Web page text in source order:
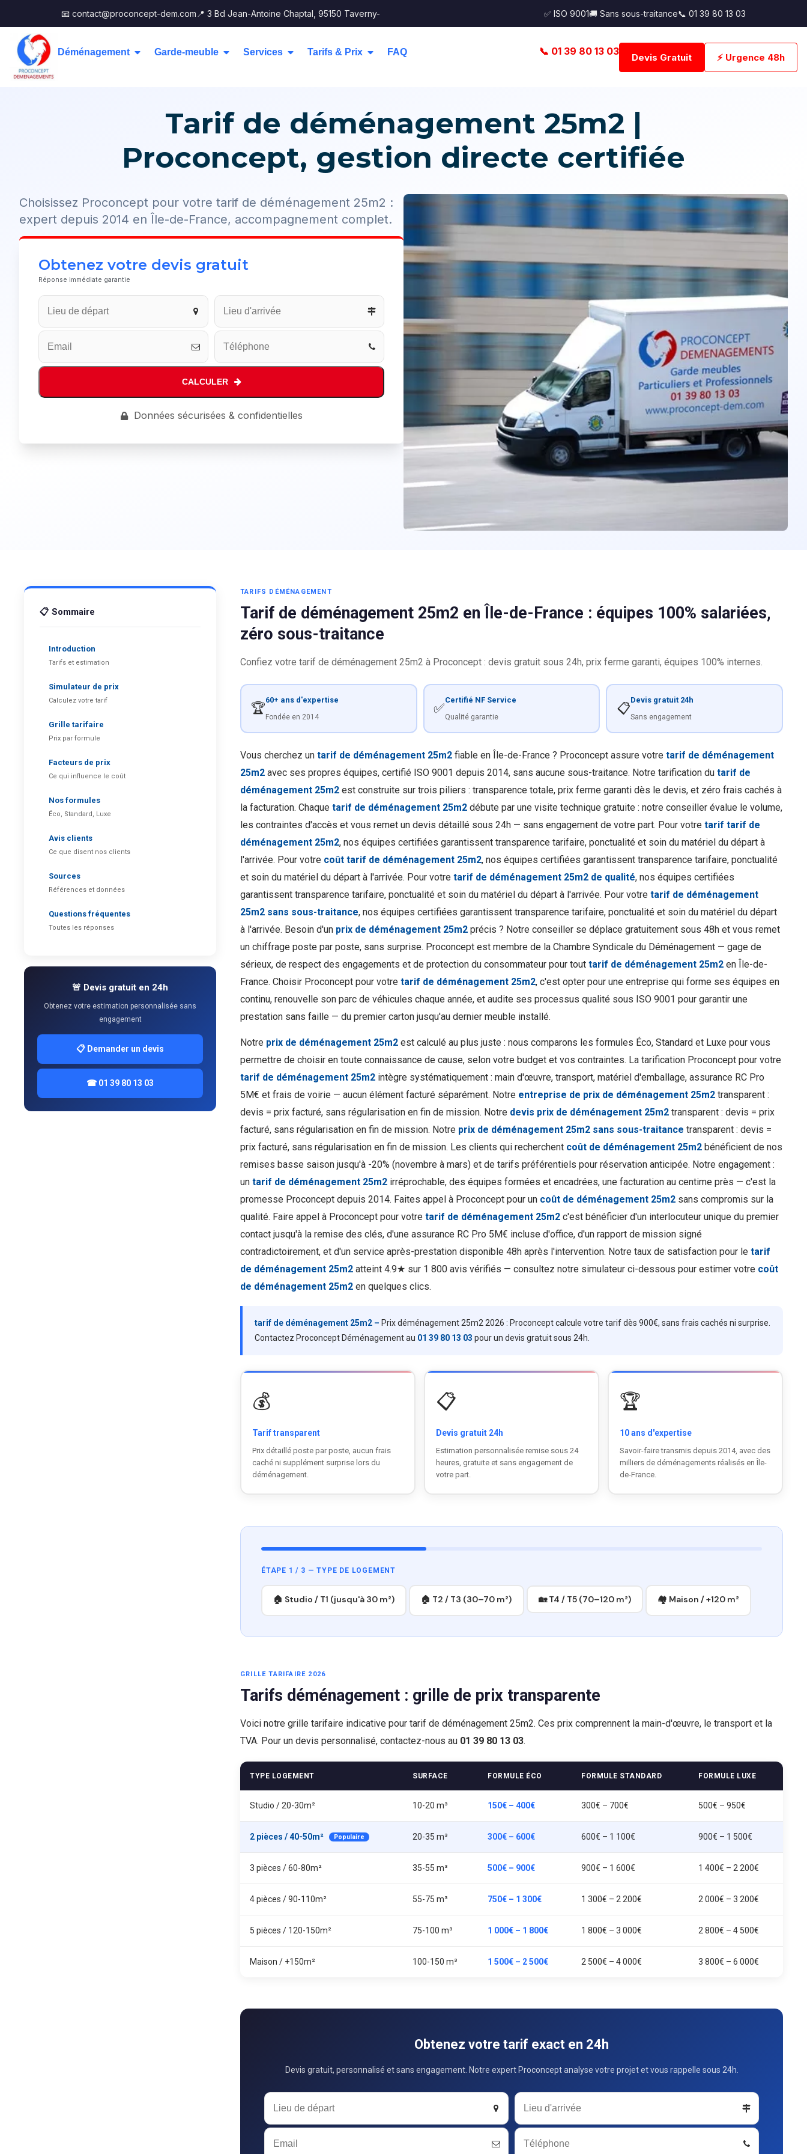
📧 contact@proconcept-dem.com 📍 3 Bd Jean-Antoine Chaptal, 95150 Taverny- ✅ ISO 9001🚚 Sans sous-traitance📞 01 39 80 13 03
Déménagement Garde-meuble Services Tarifs & Prix FAQ 📞 01 39 80 13 03
Devis Gratuit ⚡ Urgence 48h
Tarif de déménagement 25m2 |
Proconcept, gestion directe certifiée
Choisissez Proconcept pour votre tarif de déménagement 25m2 :
expert depuis 2014 en Île-de-France, accompagnement complet.
Obtenez votre devis gratuit
Réponse immédiate garantie
CALCULER
Données sécurisées & confidentielles
📋 Sommaire
Introduction
Tarifs et estimation
Simulateur de prix
Calculez votre tarif
Grille tarifaire
Prix par formule
Facteurs de prix
Ce qui influence le coût
Nos formules
Éco, Standard, Luxe
Avis clients
Ce que disent nos clients
Sources
Références et données
Questions fréquentes
Toutes les réponses
🚨 Devis gratuit en 24h
Obtenez votre estimation personnalisée sans
engagement
📋 Demander un devis
☎ 01 39 80 13 03
TARIFS DÉMÉNAGEMENT
Tarif de déménagement 25m2 en Île-de-France : équipes 100% salariées,
zéro sous-traitance
Confiez votre tarif de déménagement 25m2 à Proconcept : devis gratuit sous 24h, prix ferme garanti, équipes 100% internes.
🏆
60+ ans d'expertise
Fondée en 2014
✅
Certifié NF Service
Qualité garantie
📋
Devis gratuit 24h
Sans engagement
Vous cherchez un tarif de déménagement 25m2 fiable en Île-de-France ? Proconcept assure votre tarif de déménagement
25m2 avec ses propres équipes, certifié ISO 9001 depuis 2014, sans aucune sous-traitance. Notre tarification du tarif de
déménagement 25m2 est construite sur trois piliers : transparence totale, prix ferme garanti dès le devis, et zéro frais cachés à
la facturation. Chaque tarif de déménagement 25m2 débute par une visite technique gratuite : notre conseiller évalue le volume,
les contraintes d'accès et vous remet un devis détaillé sous 24h — sans engagement de votre part. Pour votre tarif tarif de
déménagement 25m2, nos équipes certifiées garantissent transparence tarifaire, ponctualité et soin du matériel du départ à
l'arrivée. Pour votre coût tarif de déménagement 25m2, nos équipes certifiées garantissent transparence tarifaire, ponctualité
et soin du matériel du départ à l'arrivée. Pour votre tarif de déménagement 25m2 de qualité, nos équipes certifiées
garantissent transparence tarifaire, ponctualité et soin du matériel du départ à l'arrivée. Pour votre tarif de déménagement
25m2 sans sous-traitance, nos équipes certifiées garantissent transparence tarifaire, ponctualité et soin du matériel du départ
à l'arrivée. Besoin d'un prix de déménagement 25m2 précis ? Notre conseiller se déplace gratuitement sous 48h et vous remet
un chiffrage poste par poste, sans surprise. Proconcept est membre de la Chambre Syndicale du Déménagement — gage de
sérieux, de respect des engagements et de protection du consommateur pour tout tarif de déménagement 25m2 en Île-de-
France. Choisir Proconcept pour votre tarif de déménagement 25m2, c'est opter pour une entreprise qui forme ses équipes en
continu, renouvelle son parc de véhicules chaque année, et audite ses processus qualité sous ISO 9001 pour garantir une
prestation sans faille — du premier carton jusqu'au dernier meuble installé.
Notre prix de déménagement 25m2 est calculé au plus juste : nous comparons les formules Éco, Standard et Luxe pour vous
permettre de choisir en toute connaissance de cause, selon votre budget et vos contraintes. La tarification Proconcept pour votre
tarif de déménagement 25m2 intègre systématiquement : main d'œuvre, transport, matériel d'emballage, assurance RC Pro
5M€ et frais de voirie — aucun élément facturé séparément. Notre entreprise de prix de déménagement 25m2 transparent :
devis = prix facturé, sans régularisation en fin de mission. Notre devis prix de déménagement 25m2 transparent : devis = prix
facturé, sans régularisation en fin de mission. Notre prix de déménagement 25m2 sans sous-traitance transparent : devis =
prix facturé, sans régularisation en fin de mission. Les clients qui recherchent coût de déménagement 25m2 bénéficient de nos
remises basse saison jusqu'à -20% (novembre à mars) et de tarifs préférentiels pour réservation anticipée. Notre engagement :
un tarif de déménagement 25m2 irréprochable, des équipes formées et encadrées, une facturation au centime près — c'est la
promesse Proconcept depuis 2014. Faites appel à Proconcept pour un coût de déménagement 25m2 sans compromis sur la
qualité. Faire appel à Proconcept pour votre tarif de déménagement 25m2 c'est bénéficier d'un interlocuteur unique du premier
contact jusqu'à la remise des clés, d'une assurance RC Pro 5M€ incluse d'office, d'un rapport de mission signé
contradictoirement, et d'un service après-prestation disponible 48h après l'intervention. Notre taux de satisfaction pour le tarif
de déménagement 25m2 atteint 4.9★ sur 1 800 avis vérifiés — consultez notre simulateur ci-dessous pour estimer votre coût
de déménagement 25m2 en quelques clics.
tarif de déménagement 25m2 – Prix déménagement 25m2 2026 : Proconcept calcule votre tarif dès 900€, sans frais cachés ni surprise.
Contactez Proconcept Déménagement au 01 39 80 13 03 pour un devis gratuit sous 24h.
💰
Tarif transparent
Prix détaillé poste par poste, aucun frais
caché ni supplément surprise lors du
déménagement.
📋
Devis gratuit 24h
Estimation personnalisée remise sous 24
heures, gratuite et sans engagement de
votre part.
🏆
10 ans d'expertise
Savoir-faire transmis depuis 2014, avec des
milliers de déménagements réalisés en Île-
de-France.
ÉTAPE 1 / 3 — TYPE DE LOGEMENT
🏠 Studio / T1 (jusqu'à 30 m²) 🏠 T2 / T3 (30–70 m²) 🏡 T4 / T5 (70–120 m²) 🏘 Maison / +120 m²
GRILLE TARIFAIRE 2026
Tarifs déménagement : grille de prix transparente
Voici notre grille tarifaire indicative pour tarif de déménagement 25m2. Ces prix comprennent la main-d'œuvre, le transport et la
TVA. Pour un devis personnalisé, contactez-nous au 01 39 80 13 03.
TYPE LOGEMENT SURFACE FORMULE ÉCO FORMULE STANDARD FORMULE LUXE
Studio / 20-30m² 10-20 m³ 150€ – 400€ 300€ – 700€ 500€ – 950€
2 pièces / 40-50m² Populaire 20-35 m³ 300€ – 600€ 600€ – 1 100€ 900€ – 1 500€
3 pièces / 60-80m² 35-55 m³ 500€ – 900€ 900€ – 1 600€ 1 400€ – 2 200€
4 pièces / 90-110m² 55-75 m³ 750€ – 1 300€ 1 300€ – 2 200€ 2 000€ – 3 200€
5 pièces / 120-150m² 75-100 m³ 1 000€ – 1 800€ 1 800€ – 3 000€ 2 800€ – 4 500€
Maison / +150m² 100-150 m³ 1 500€ – 2 500€ 2 500€ – 4 000€ 3 800€ – 6 000€
Obtenez votre tarif exact en 24h
Devis gratuit, personnalisé et sans engagement. Notre expert Proconcept analyse votre projet et vous rappelle sous 24h.
Website